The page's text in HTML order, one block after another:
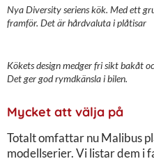
Nya Diversity seriens kök. Med ett
framför. Det är hårdvaluta i plåtisar
Kökets design medger fri sikt bakåt
Det ger god rymdkänsla i bilen.
Mycket att välja på
Totalt omfattar nu Malibus
modellserier. Vi listar dem i